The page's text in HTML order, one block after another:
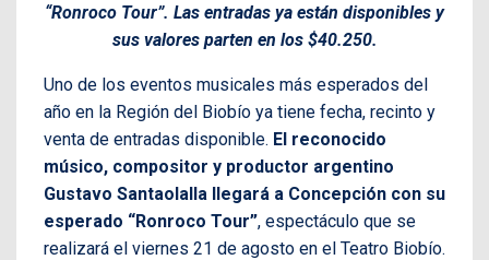
“Ronroco Tour”. Las entradas ya están disponibles y
sus valores parten en los $40.250.
Uno de los eventos musicales más esperados del
año en la Región del Biobío ya tiene fecha, recinto y
venta de entradas disponible. El reconocido
músico, compositor y productor argentino
Gustavo Santaolalla llegará a Concepción con su
esperado “Ronroco Tour”, espectáculo que se
realizará el viernes 21 de agosto en el Teatro Biobío.